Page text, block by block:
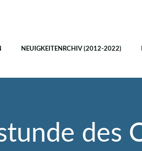
NEUIGKEITENRCHIV (2012-2022)
des